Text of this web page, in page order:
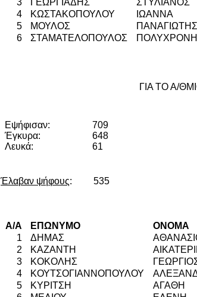
3
ΓΕΩΡΓΙΑΔΗΣ ΣΤΥΛΙΑΝΟΣ
4
ΚΩΣΤΑΚΟΠΟΥΛΟΥ ΙΩΑΝΝΑ
5
ΜΟΥΛΟΣ ΠΑΝΑΓΙΩΤΗΣ
6
ΣΤΑΜΑΤΕΛΟΠΟΥΛΟΣ
ΓΙΑ ΤΟ Α/
Εψήφισαν:
709
Έγκυρα:
648
Λευκά:
61
Έλαβαν ψήφους: 535
A/A ΕΠΩΝΥΜΟ ΟΝΟΜΑ
1
ΔΗΜΑΣ
2
ΚΑΖΑΝΤΗ
3
ΚΟΚΟΛΗΣ
4
ΚΟΥΤΣΟΓΙΑΝΝΟΠΟΥΛΟΥ
5
ΚΥΡΙΤΣΗ ΑΓΑΘΗ